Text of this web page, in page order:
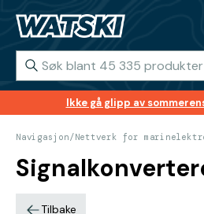
Ikke gå glipp av
Navigasjon/Nettverk for
Tilbake